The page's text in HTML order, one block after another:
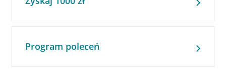
Program poleceń